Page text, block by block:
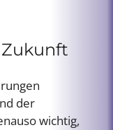
der
wichtig,